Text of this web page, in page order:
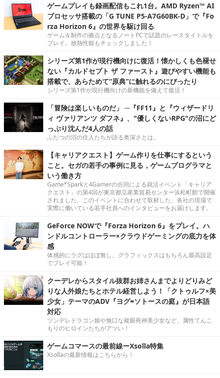
ゲームプレイも録画配信もこれ1台。AMD Ryzen™ AI
プロセッサ搭載の「G TUNE P5-A7G60BK-D」で『Fo
rza Horizon 6』の世界を駆け回る
ゲーム＆制作の拠点となるノートPCで話題のレースタイトルを
プレイ。放熱性能もチェックしました！
シリーズ第1作が現行機向けに復活！懐かしくも色褪せ
ない『カルドセプト ザ ファースト』遊びやすい機能も
搭載で、あらためて“原典”に触れるのにぴったり
シリーズ第1作が現行機向けの新機能を備えて復活！
「冒険は楽しいものだ」 ─『FF11』と『ウィザードリ
ィ ヴァリアンツ ダフネ』、"優しくないRPG"の沼にど
っぷり沈んだ4人の話
ふたつの沼の住人たちが語る奥深さとは。
【キャリアクエスト】ゲーム作りを仕事にするという
こと。セガの若手の事例に見る，ゲームプログラマと
いう働き方
Game*Sparkと4Gamerの合同による就活イベント「キャリア
クエスト」の第4回が東京都立産業貿易センター浜松町館で開催
されました。このイベントに合わせて取材した、各社の現場で
実際に働いている若手社員へのインタビューをお届けします。
GeForce NOWで『Forza Horizon 6』をプレイ。ハ
ンドルコントローラー×クラウドゲーミングの底力を体
感
体感的にラグはほぼ無し。グラフィックスはもちろん最高設定
でプレイ可能！
クーデレからスタイル抜群お姉さんまでよりどりみど
りな人外娘たちとホテル経営しよう！「クトゥルフ×美
少女」テーマのADV『ヨグ=ソトースの庭』が日本語
対応
ツンデレドラゴン娘や無口な複眼死神美少女など、属性てんこ
もりのヒロインたちがアツい！
ゲームコマースの最前線ーXsolla特集
Xsollaの最新情報はこちらから！